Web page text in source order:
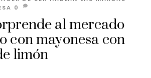
al mercado
con mayonesa con
limón
0